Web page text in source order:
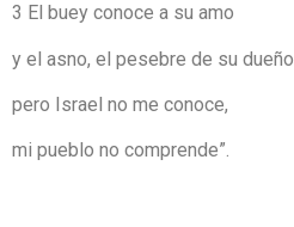
3 El buey conoce a su amo
y el asno, el pesebre de su dueño
pero Israel no me conoce,
mi pueblo no comprende”.